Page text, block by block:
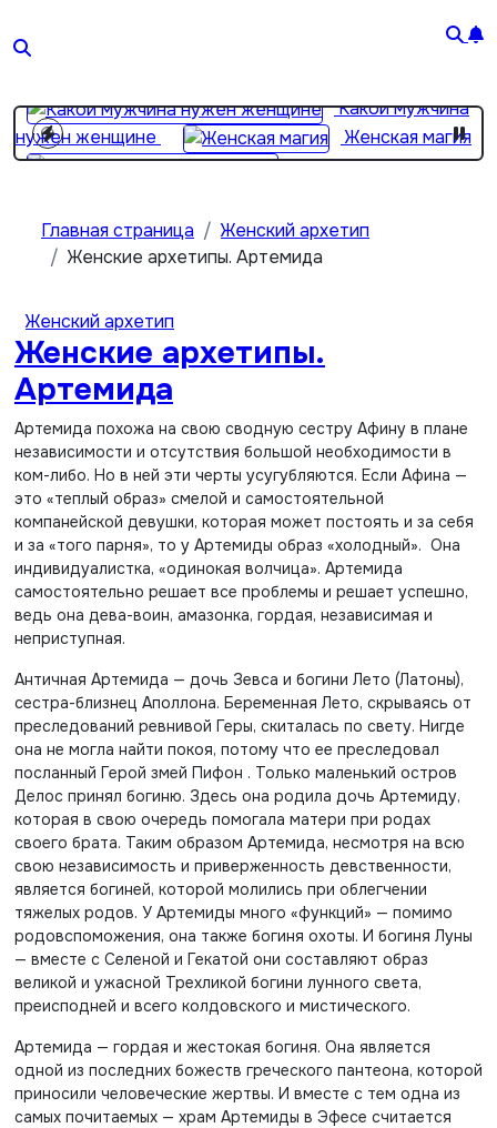
Какой мужчина
нужен женщине
Женская магия
От хороших жен не
Главная страница
Женский архетип
Женские архетипы. Артемида
Женский архетип
Женские архетипы.
Артемида
Артемида похожа на свою сводную сестру Афину в плане
независимости и отсутствия большой необходимости в
ком-либо. Но в ней эти черты усугубляются. Если Афина —
это «теплый образ» смелой и самостоятельной
компанейской девушки, которая может постоять и за себя
и за «того парня», то у Артемиды образ «холодный». Она
индивидуалистка, «одинокая волчица». Артемида
самостоятельно решает все проблемы и решает успешно,
ведь она дева-воин, амазонка, гордая, независимая и
неприступная.
Античная Артемида — дочь Зевса и богини Лето (Латоны),
сестра-близнец Аполлона. Беременная Лето, скрываясь от
преследований ревнивой Геры, скиталась по свету. Нигде
она не могла найти покоя, потому что ее преследовал
посланный Герой змей Пифон . Только маленький остров
Делос принял богиню. Здесь она родила дочь Артемиду,
которая в свою очередь помогала матери при родах
своего брата. Таким образом Артемида, несмотря на всю
свою независимость и приверженность девственности,
является богиней, которой молились при облегчении
тяжелых родов. У Артемиды много «функций» — помимо
родовспоможения, она также богиня охоты. И богиня Луны
— вместе с Селеной и Гекатой они составляют образ
великой и ужасной Трехликой богини лунного света,
преисподней и всего колдовского и мистического.
Артемида — гордая и жестокая богиня. Она является
одной из последних божеств греческого пантеона, которой
приносили человеческие жертвы. И вместе с тем одна из
самых почитаемых — храм Артемиды в Эфесе считается